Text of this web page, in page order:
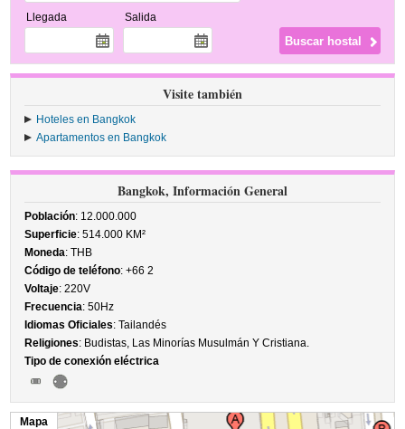
Llegada Salida
Visite también
Hoteles en Bangkok
Apartamentos en Bangkok
Bangkok, Información General
Población: 12.000.000
Superficie: 514.000 KM²
Moneda: THB
Código de teléfono: +66 2
Voltaje: 220V
Frecuencia: 50Hz
Idiomas Oficiales: Tailandés
Religiones: Budistas, Las Minorías Musulmán Y Cristiana.
Tipo de conexión eléctrica
Mapa